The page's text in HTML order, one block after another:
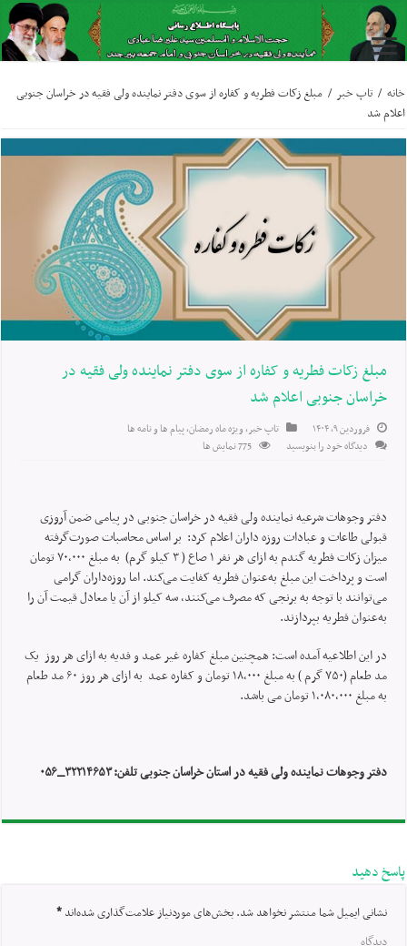
خانه / تاپ خبر / مبلغ زکات فطریه و کفاره از سوی دفتر نماینده ولی فقیه در خراسان جنوبی
اعلام شد
مبلغ زکات فطریه و کفاره از سوی دفتر نماینده ولی فقیه در
خراسان جنوبی اعلام شد
فروردین ۹, ۱۴۰۴ تاپ خبر, ویژه ماه رمضان,پیام ها و نامه ها
دیدگاه خود را بنویسید
775 نمایش ها
دفتر وجوهات شرعیه نماینده ولی فقیه در خراسان جنوبی در پیامی ضمن آروزی
قبولی طاعات و عبادات روزه داران اعلام کرد: بر اساس محاسبات صورت‌گرفته
میزان زکات فطریه گندم به ازای هر نفر ۱ صاع ( ۳ کیلو گرم) به مبلغ ۷۰,۰۰۰ تومان
است و پرداخت این مبلغ به‌عنوان فطریه کفایت می‌کند. اما روزه‌داران گرامی
می‌توانند با توجه به برنجی که مصرف می‌کنند، سه کیلو از آن یا معادل قیمت آن را
به‌عنوان فطریه بپردازند.
در این اطلاعیه آمده است: همچنین مبلغ کفاره غیر عمد و فدیه به ازای هر روز یک
مد طعام (۷۵۰ گرم ) به مبلغ ۱۸,۰۰۰ تومان و کفاره عمد به ازای هر روز ۶۰ مد طعام
به مبلغ ۱,۰۸۰,۰۰۰ تومان می باشد.
دفتر وجوهات نماینده ولی فقیه در استان خراسان جنوبی تلفن: ۳۲۲۱۴۶۵۳_۰۵۶
پاسخ دهید
نشانی ایمیل شما منتشر نخواهد شد.بخش‌های موردنیاز علامت‌گذاری شده‌اند*